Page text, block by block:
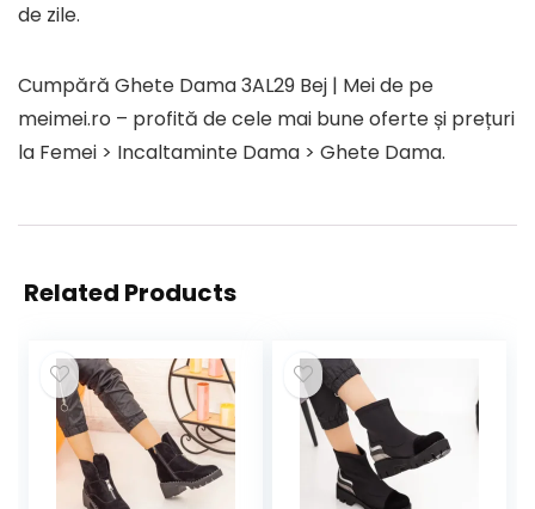
de zile.
Cumpără Ghete Dama 3AL29 Bej | Mei de pe
meimei.ro – profită de cele mai bune oferte și prețuri
la Femei > Incaltaminte Dama > Ghete Dama.
Related Products